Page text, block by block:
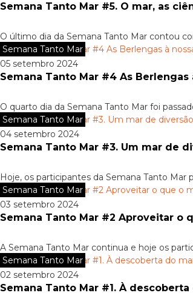
Semana Tanto Mar #5. O mar, as
O último dia da Semana Tanto Mar contou
Semana Tanto Mar
05 setembro 2024
Semana Tanto Mar #4 As Berlengas
O quarto dia da Semana Tanto Mar foi
Semana Tanto Mar
04 setembro 2024
Semana Tanto Mar #3. Um mar de
Hoje, os participantes da Semana Tanto Mar
Semana Tanto Mar
03 setembro 2024
Semana Tanto Mar #2 Aproveitar o
A Semana Tanto Mar continua e hoje os
Semana Tanto Mar
02 setembro 2024
Semana Tanto Mar #1. À